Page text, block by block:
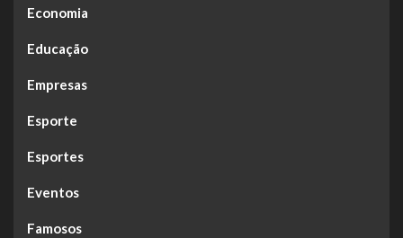
Economia
Educação
Empresas
Esporte
Esportes
Eventos
Famosos